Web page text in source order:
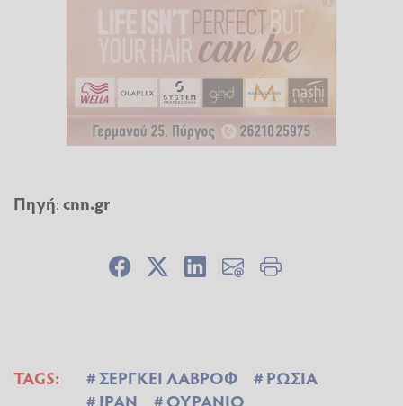
Πηγή:cnn.gr
TAGS: ΣΕΡΓΚΕΙ ΛΑΒΡΟΦ
ΡΩΣΙΑ
ΙΡΑΝ
ΟΥΡΑΝΙΟ